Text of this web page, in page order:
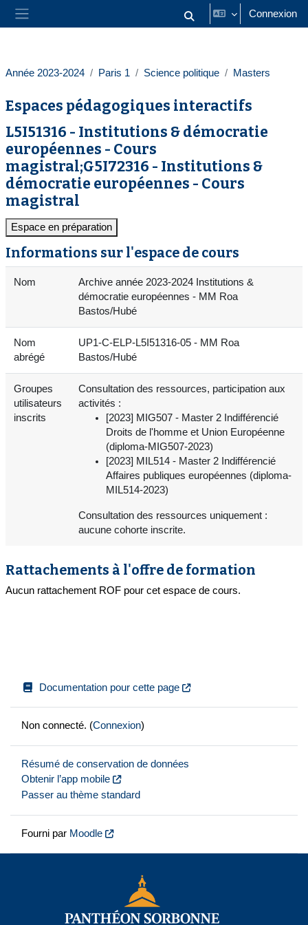
Passer au contenu principal
Panneau latéral Activer/désactiver la saisie
Connexion
Année 2023-2024 Paris 1 Science politique Masters
Espaces pédagogiques interactifs
L5I51316 - Institutions & démocratie
européennes - Cours
magistral;G5I72316 - Institutions &
démocratie européennes - Cours
magistral
Espace en préparation
Informations sur l'espace de cours
Nom
Archive année 2023-2024 Institutions &
démocratie européennes - MM Roa
Bastos/Hubé
Nom
abrégé
UP1-C-ELP-L5I51316-05 - MM Roa
Bastos/Hubé
Groupes
utilisateurs
inscrits
Consultation des ressources, participation aux
activités :
[2023] MIG507 - Master 2 Indifférencié
Droits de l'homme et Union Européenne
(diploma-MIG507-2023)
[2023] MIL514 - Master 2 Indifférencié
Affaires publiques européennes (diploma-
MIL514-2023)
Consultation des ressources uniquement :
aucune cohorte inscrite.
Rattachements à l'offre de formation
Aucun rattachement ROF pour cet espace de cours.
Documentation pour cette page
Non connecté. (Connexion)
Résumé de conservation de données
Obtenir l’app mobile
Passer au thème standard
Fourni par Moodle